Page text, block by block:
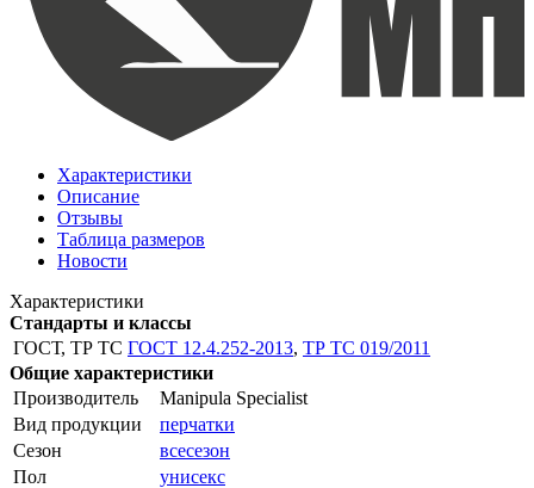
Характеристики
Описание
Отзывы
Таблица размеров
Новости
Характеристики
Стандарты и классы
ГОСТ, ТР ТС ГОСТ 12.4.252-2013, ТР ТС 019/2011
Общие характеристики
Производитель
Manipula Specialist
Вид продукции
перчатки
Сезон
всесезон
Пол
унисекс